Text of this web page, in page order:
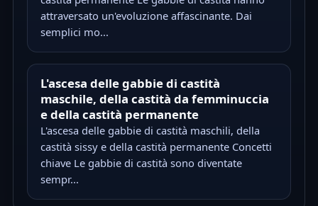
attraversato un'evoluzione affascinante. Dai
semplici mo...
L'ascesa delle gabbie di castità
maschile, della castità da femminuccia
e della castità permanente
L'ascesa delle gabbie di castità maschili, della
castità sissy e della castità permanente Concetti
chiave Le gabbie di castità sono diventate
sempr...